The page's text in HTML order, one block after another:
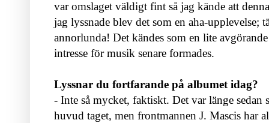
var omslaget väldigt fint så jag kände att
jag lyssnade blev det som en aha-upplevelse;
annorlunda! Det kändes som en lite
intresse för musik senare formades.
Lyssnar du fortfarande på albumet idag?
- Inte så mycket, faktiskt. Det var länge sedan
huvud taget, men frontmannen J. Mascis har